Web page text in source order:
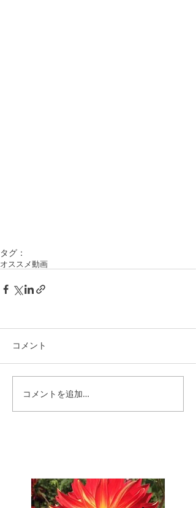
タグ：
オススメ動画
コメント
コメントを追加…